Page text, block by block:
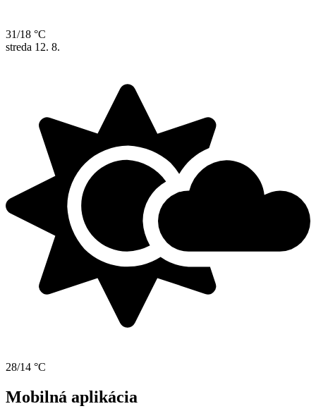
31/18 °C
streda 12. 8.
28/14 °C
Mobilná aplikácia